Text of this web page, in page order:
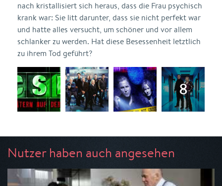
nach kristallisiert sich heraus, dass die Frau psychisch
krank war: Sie litt darunter, dass sie nicht perfekt war
und hatte alles versucht, um schöner und vor allem
schlanker zu werden. Hat diese Besessenheit letztlich
zu ihrem Tod geführt?
Nutzer haben auch angesehen